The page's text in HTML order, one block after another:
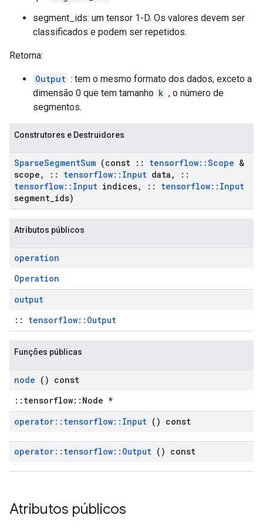
segment_ids: um tensor 1-D. Os valores devem ser
classificados e podem ser repetidos.
Retorna:
Output : tem o mesmo formato dos dados, exceto a
dimensão 0 que tem tamanho k , o número de
segmentos.
Construtores e Destruidores
SparseSegmentSum (const :: tensorflow::Scope &
scope , :: tensorflow:: Input data ,
::
tensorflow:: Input indices, :: tensorflow:: Input
segment ids)
Atributos públicos
operation
Operation
output
:: tensorflow::Output
Funções públicas
node () const
::tensorflow::Node *
operator:: tensorflow:: Input () const
operator:: tensorflow:: Output () const
Atributos públicos